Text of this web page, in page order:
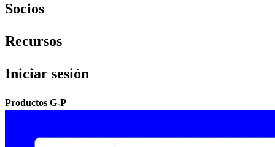
Socios​​
Recursos​​
Iniciar sesión​​
Productos G-P​​